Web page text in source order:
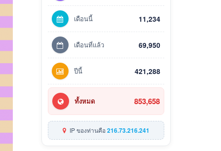
เดือนนี้ 11,234
เดือนที่แล้ว 69,950
ปีนี้ 421,288
ทั้งหมด 853,658
IP ของท่านคือ216.73.216.241